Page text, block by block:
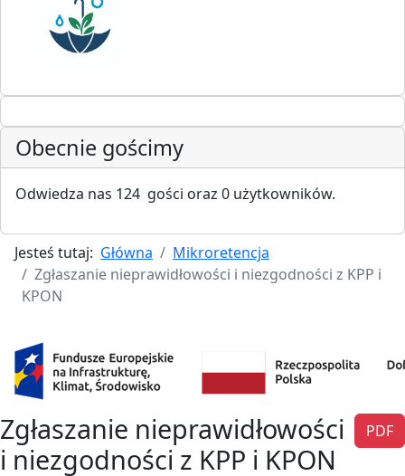
Obecnie gościmy
Odwiedza nas 124 gości oraz 0 użytkowników.
Jesteś tutaj: Główna
Mikroretencja
Zgłaszanie nieprawidłowości i niezgodności z KPP i
KPON
PDF
Zgłaszanie nieprawidłowości
i niezgodności z KPP i KPON